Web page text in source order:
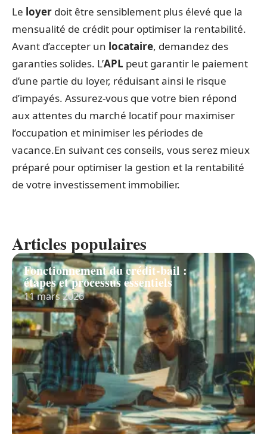
Le loyer doit être sensiblement plus élevé que la
mensualité de crédit pour optimiser la rentabilité.
Avant d’accepter un locataire, demandez des
garanties solides. L’APL peut garantir le paiement
d’une partie du loyer, réduisant ainsi le risque
d’impayés. Assurez-vous que votre bien répond
aux attentes du marché locatif pour maximiser
l’occupation et minimiser les périodes de
vacance.En suivant ces conseils, vous serez mieux
préparé pour optimiser la gestion et la rentabilité
de votre investissement immobilier.
Articles populaires
Fonctionnement du crédit-bail :
étapes et processus essentiels
11 mars 2026